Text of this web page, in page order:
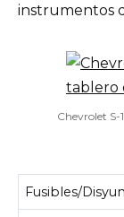
instrumentos
Chevrolet S-
Fusibles/